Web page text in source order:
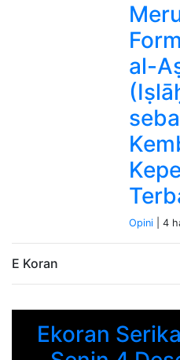
al-
Opini | 4
E Koran
Ekoran
Previous